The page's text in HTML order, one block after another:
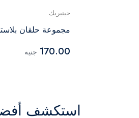
جينيريك
مجموعة حلقان بلاستيك
170.00 جنيه
استكشف